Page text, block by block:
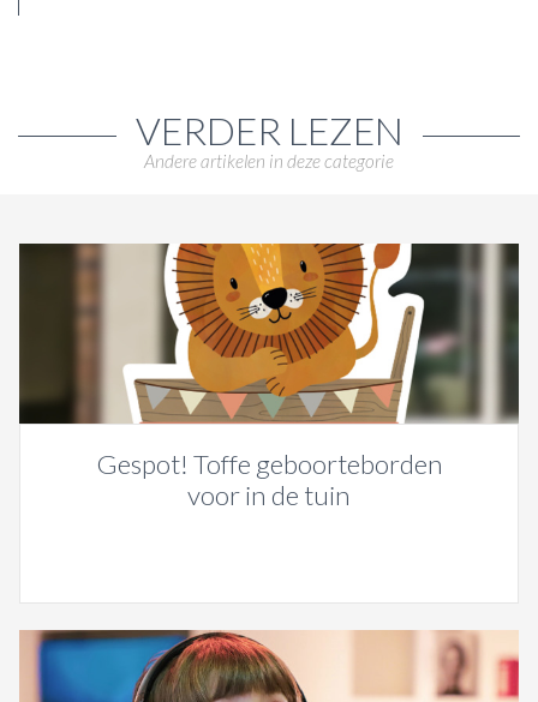
VERDER LEZEN
Andere artikelen in deze categorie
Gespot! Toffe geboorteborden
voor in de tuin